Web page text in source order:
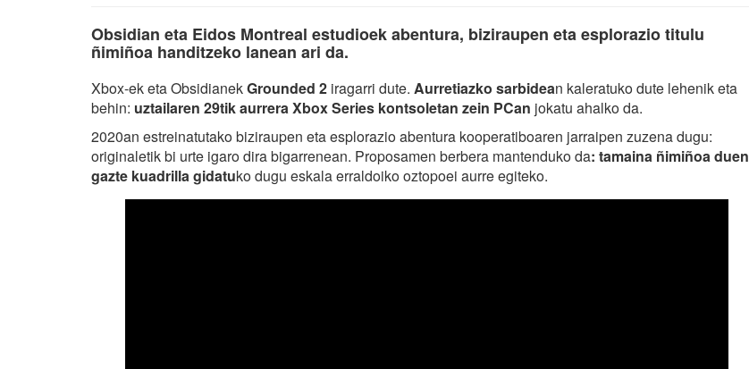
Obsidian eta Eidos Montreal estudioek abentura, biziraupen eta esplorazio titulu
ñimiñoa handitzeko lanean ari da.
Xbox-ek eta ObsidianekGrounded 2 iragarri dute. Aurretiazko sarbidean kaleratuko dute lehenik eta
behin: uztailaren 29tik aurrera Xbox Series kontsoletan zein PCan jokatu ahalko da.
2020an estreinatutako biziraupen eta esplorazio abentura kooperatiboaren jarraipen zuzena dugu:
originaletik bi urte igaro dira bigarrenean. Proposamen berbera mantenduko da: tamaina ñimiñoa duen
gazte kuadrilla gidatuko dugu eskala erraldoiko oztopoei aurre egiteko.